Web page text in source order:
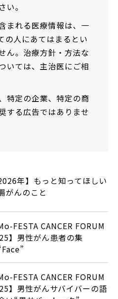
い。
まれる医療情報は、一
の人にあてはまるとい
ん。治療方針・方法な
いては、主治医にご相
特定の企業、特定の商
する広告ではありませ
2026年】もっと知ってほしい
がんのこと
FESTA CANCER FORUM
】男性がん患者の集
FESTA CANCER FORUM
】男性がんサバイバーの語